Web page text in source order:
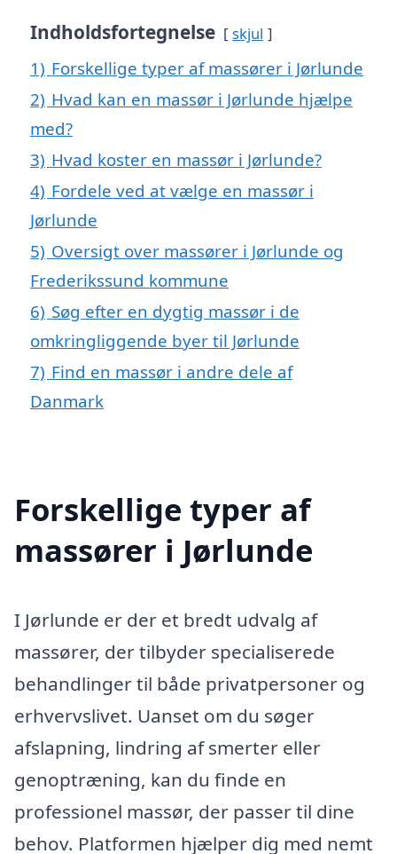
Indholdsfortegnelse skjul
1) Forskellige typer af massører i Jørlunde
2) Hvad kan en massør i Jørlunde hjælpe
med?
3) Hvad koster en massør i Jørlunde?
4) Fordele ved at vælge en massør i
Jørlunde
5) Oversigt over massører i Jørlunde og
Frederikssund kommune
6) Søg efter en dygtig massør i de
omkringliggende byer til Jørlunde
7) Find en massør i andre dele af
Danmark
Forskellige typer af
massører i Jørlunde
I Jørlunde er der et bredt udvalg af
massører, der tilbyder specialiserede
behandlinger til både privatpersoner og
erhvervslivet. Uanset om du søger
afslapning, lindring af smerter eller
genoptræning, kan du finde en
professionel massør, der passer til dine
behov. Platformen hjælper dig med nemt